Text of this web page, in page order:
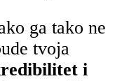
ga tako ne
tvoja
i